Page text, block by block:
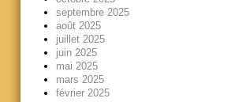
septembre 2025
août 2025
juillet 2025
juin 2025
mai 2025
mars 2025
février 2025